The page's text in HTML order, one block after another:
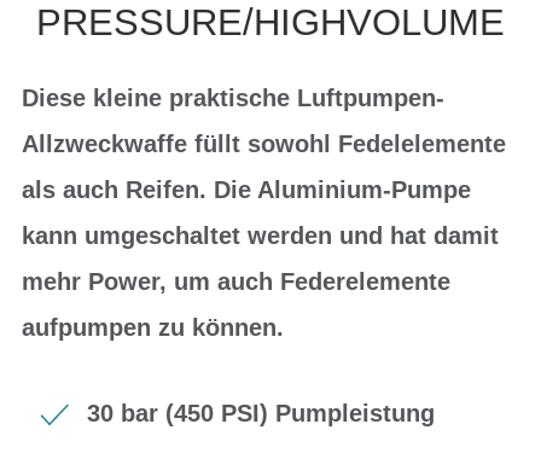
PRESSURE/HIGHVOLUME
Diese kleine praktische Luftpumpen-
Allzweckwaffe füllt sowohl Fedelelemente
als auch Reifen. Die Aluminium-Pumpe
kann umgeschaltet werden und hat damit
mehr Power, um auch Federelemente
aufpumpen zu können.
30 bar (450 PSI) Pumpleistung